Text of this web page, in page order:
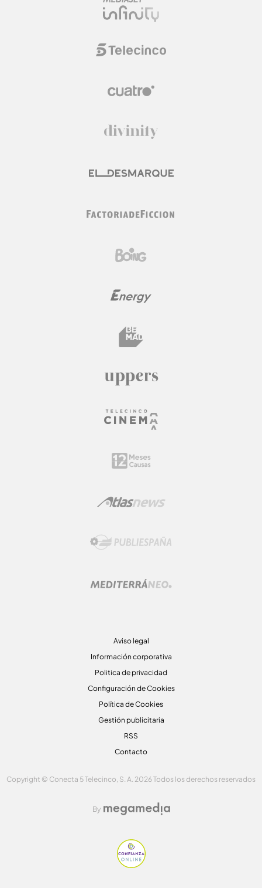
Aviso legal
Información corporativa
Politica de privacidad
Configuración de Cookies
Política de Cookies
Gestión publicitaria
RSS
Contacto
Copyright © Conecta 5 Telecinco, S. A. 2026 Todos los derechos reservados
By